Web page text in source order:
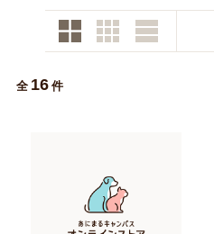
トリマーグッズ
全 16 件